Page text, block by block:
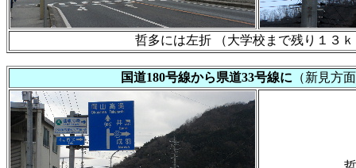
哲多には左折 （大学校まで残り１３
国道180号線から県道33号線に （新見方